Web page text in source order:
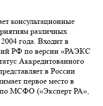
консультационные
различных
года. Входит в
РФ по версии «РАЭКС
Аккредитованного
в России
первое место в
по МСФО («Эксперт РА»,